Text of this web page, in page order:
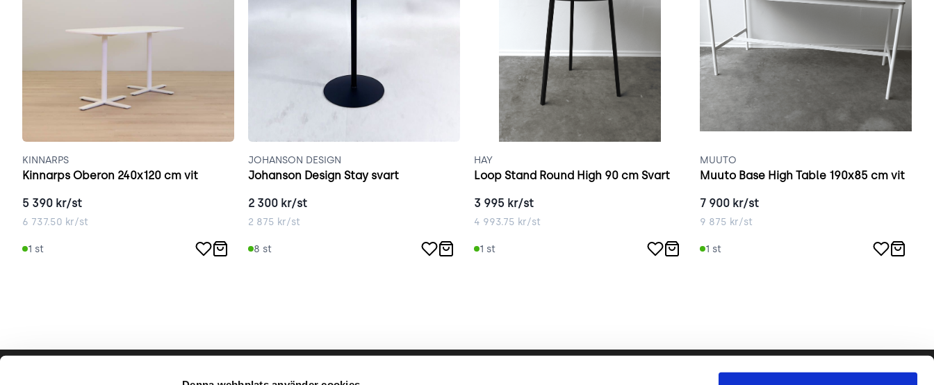
KINNARPS
Kinnarps Oberon 240x120 cm vit
5 390 kr/st
6 737.50 kr/st
1 st
JOHANSON DESIGN
Johanson Design Stay svart
2 300 kr/st
2 875 kr/st
8 st
HAY
Loop Stand Round High 90 cm Svart
3 995 kr/st
4 993.75 kr/st
1 st
MUUTO
Muuto Base High Table 190x85 cm vit
7 900 kr/st
9 875 kr/st
1 st
Hjälp & support Vårt hållbara arbete